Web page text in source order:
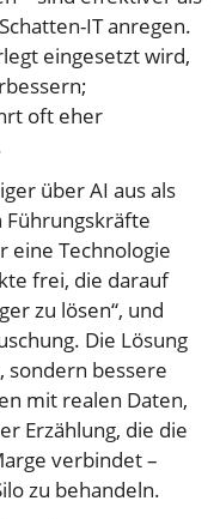
IT anregen.
eingesetzt wird,
oft eher
über AI aus als
Führungskräfte
eine Technologie
frei, die darauf
zu lösen“, und
Die Lösung
sondern bessere
mit realen Daten,
Erzählung, die die
verbindet –
zu behandeln.